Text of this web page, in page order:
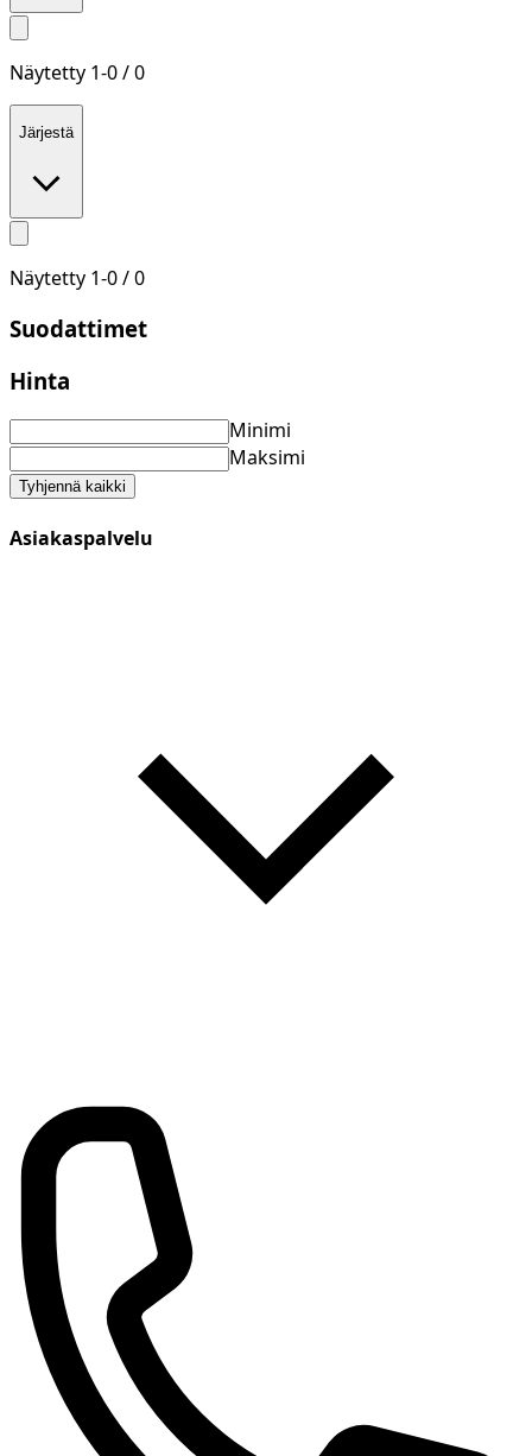
Näytetty 1-0/0
Järjestä
Näytetty 1-0/0
Suodattimet
Hinta
Minimi
Maksimi
Tyhjennä kaikki
Asiakaspalvelu